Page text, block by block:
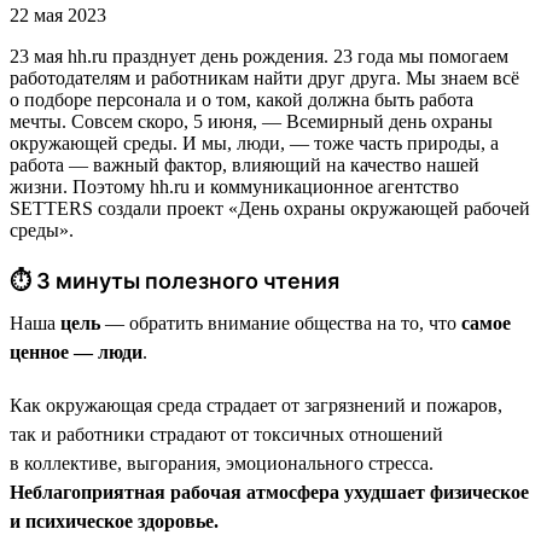
22 мая 2023
23 мая hh.ru празднует день рождения. 23 года мы помогаем
работодателям и работникам найти друг друга. Мы знаем всё
о подборе персонала и о том, какой должна быть работа
мечты. Совсем скоро, 5 июня, — Всемирный день охраны
окружающей среды. И мы, люди, — тоже часть природы, а
работа — важный фактор, влияющий на качество нашей
жизни. Поэтому hh.ru и коммуникационное агентство
SETTERS создали проект «День охраны окружающей рабочей
среды».
⏱ 3 минуты полезного чтения
Наша цель — обратить внимание общества на то, что самое
ценное — люди.
Как окружающая среда страдает от загрязнений и пожаров,
так и работники страдают от токсичных отношений
в коллективе, выгорания, эмоционального стресса.
Неблагоприятная рабочая атмосфера ухудшает физическое
и психическое здоровье.